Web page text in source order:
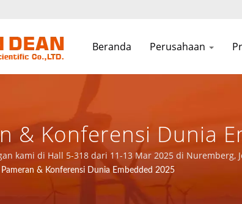
Beranda Perusahaan
& Konferensi Dunia
Magnetik ISO
CO., LTD.
kami di Hall 5-318 dari 11-13 Mar 2025 di
1995 di Xiamen, China. Kami adalah produsen
Pameran & Konferensi Dunia Embedded 2025